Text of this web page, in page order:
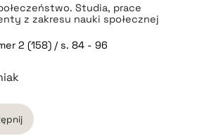
Studia, prace
z zakresu nauki społecznej
2 (158) / s. 84 - 96